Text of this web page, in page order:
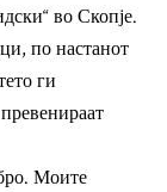
во Скопје.
по настанот
ги
Моите